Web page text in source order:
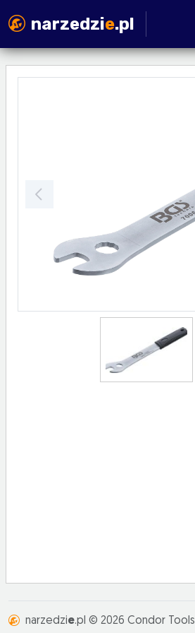
narzedzie.pl
narzedzie.pl © 2026 Condor Tools